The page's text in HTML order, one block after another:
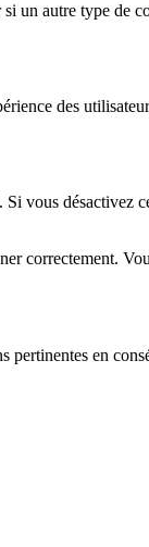
un autre type de
des
vous désactivez
correctement.
pertinentes en